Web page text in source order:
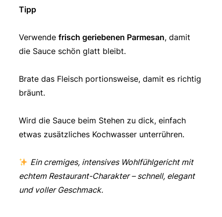
Tipp
Verwende frisch geriebenen Parmesan, damit
die Sauce schön glatt bleibt.
Brate das Fleisch portionsweise, damit es richtig
bräunt.
Wird die Sauce beim Stehen zu dick, einfach
etwas zusätzliches Kochwasser unterrühren.
Ein cremiges, intensives Wohlfühlgericht mit
echtem Restaurant-Charakter – schnell, elegant
und voller Geschmack.